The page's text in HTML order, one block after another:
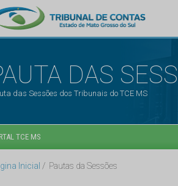
DAS
das Sessões dos Tribunais do TCE MS
TCE MS
Inicial Pautas da Sessões